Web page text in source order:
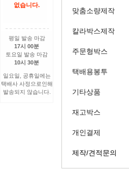
없습니다.
평일 발송 마감
17시 00분
토요일 발송 마감
10시 30분
일요일, 공휴일에는
택배사 사정으로인해
발송되지 않습니다.
맞춤소량제작
칼라박스제작
주문형박스
택배용봉투
기타상품
재고박스
개인결제
제작/견적문의